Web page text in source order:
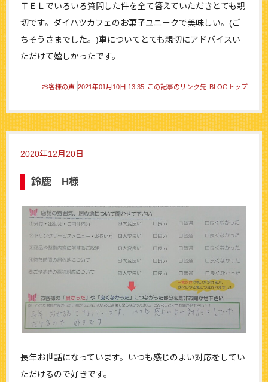
ＴＥＬでいろいろ質問した件を全て答えていただきとても親
切です。ダイハツカフェのお菓子ユニークで美味しい。(ご
ちそうさまでした。)車についてとても親切にアドバイスい
ただけて嬉しかったです。
お客様の声 2021年01月10日 13:35 この記事のリンク先 BLOGトップ
2020年12月20日
鈴鹿 H様
長年お世話になっています。いつも感じのよい対応をしてい
ただけるので好きです。